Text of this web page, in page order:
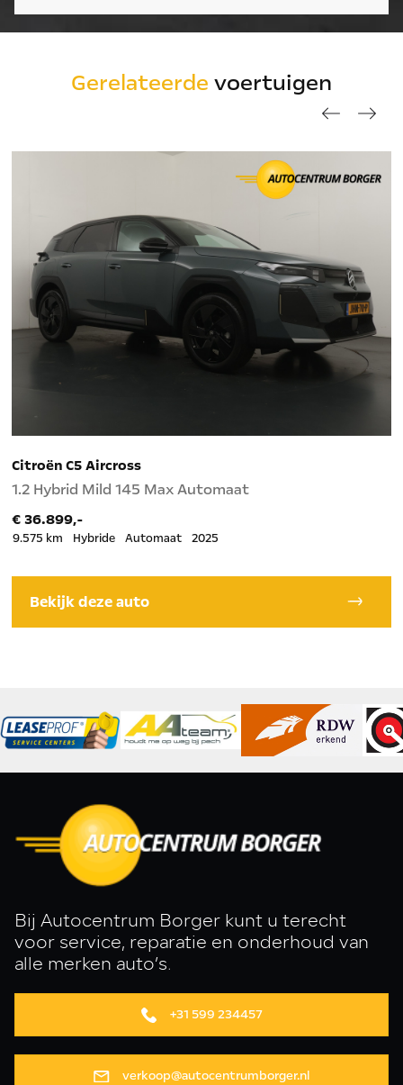
Gerelateerde voertuigen
Citroën C5 Aircross
1.2 Hybrid Mild 145 Max Automaat
€ 36.899,-
9.575 km Hybride Automaat 2025
Bekijk deze auto
Bij Autocentrum Borger kunt u terecht
voor service, reparatie en onderhoud van
alle merken auto’s.
+31 599 234457
verkoop@autocentrumborger.nl